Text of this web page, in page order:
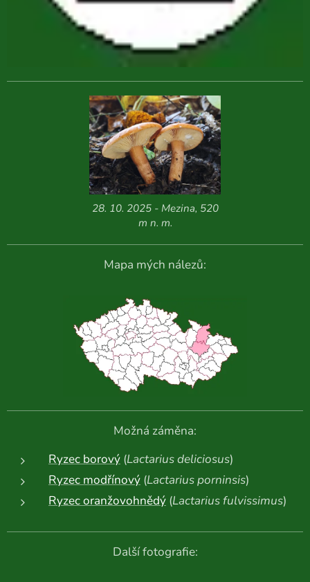
28. 10. 2025 - Mezina, 520
m n. m.
Mapa mých nálezů:
Možná záměna:
Ryzec borový (Lactarius deliciosus)
Ryzec modřínový (Lactarius porninsis)
Ryzec oranžovohnědý (Lactarius fulvissimus)
Další fotografie: